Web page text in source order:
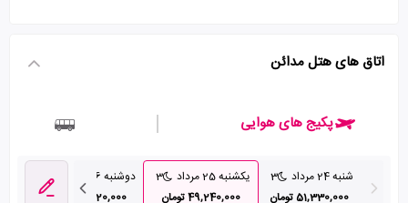
اتاق های هتل مدائن
پکیج های هوایی
شنبه 24 مرداد
3
51,330,000 تومان
یکشنبه 25 مرداد
3
49,240,000 تومان
دوشنبه 26 مرداد
3
49,320,000 تومان